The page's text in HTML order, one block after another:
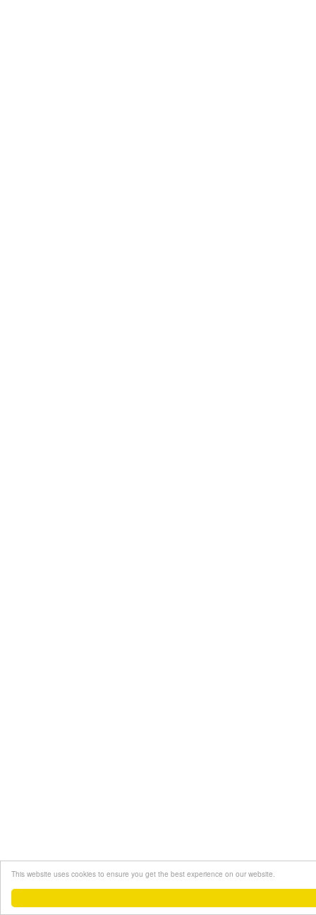
This website uses cookies to ensure you get the best experience on our website.